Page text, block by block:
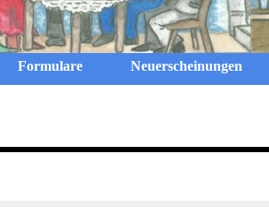
Menü überspringen
Formulare Neuerscheinungen